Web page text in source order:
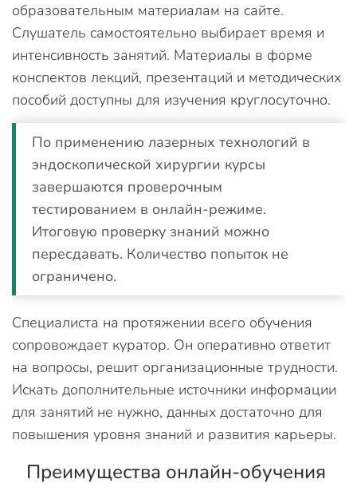
образовательным материалам на сайте.
Слушатель самостоятельно выбирает время и
интенсивность занятий. Материалы в форме
конспектов лекций, презентаций и методических
пособий доступны для изучения круглосуточно.
По применению лазерных технологий в
эндоскопической хирургии курсы
завершаются проверочным
тестированием в онлайн-режиме.
Итоговую проверку знаний можно
пересдавать. Количество попыток не
ограничено.
Специалиста на протяжении всего обучения
сопровождает куратор. Он оперативно ответит
на вопросы, решит организационные трудности.
Искать дополнительные источники информации
для занятий не нужно, данных достаточно для
повышения уровня знаний и развития карьеры.
Преимущества онлайн-обучения